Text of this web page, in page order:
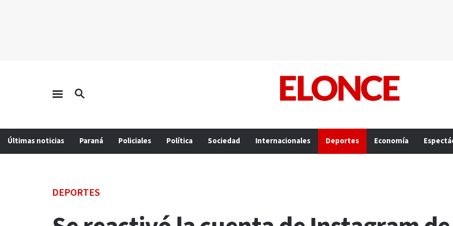
Últimas noticias Paraná Policiales Política Sociedad Internacionales Deportes Economía
DEPORTES